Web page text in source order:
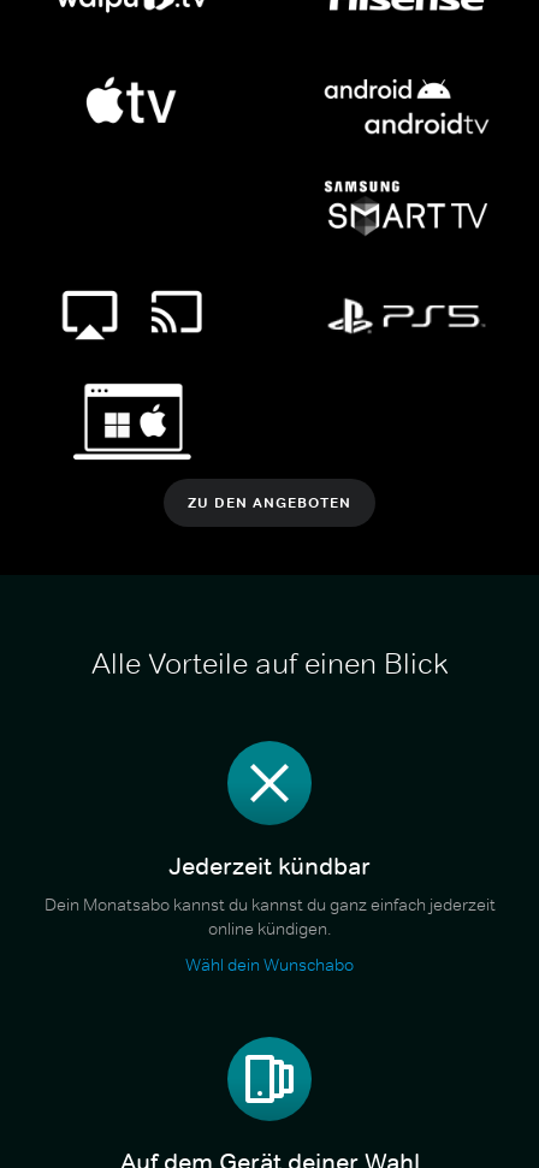
ZU DEN ANGEBOTEN
Alle Vorteile auf einen Blick
Jederzeit kündbar
Dein Monatsabo kannst du kannst du ganz einfach jederzeit
online kündigen.
Wähl dein Wunschabo
Auf dem Gerät deiner Wahl